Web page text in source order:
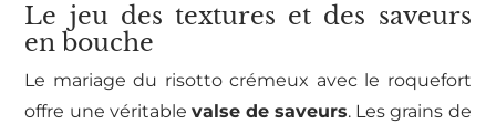
Le jeu des textures et des saveurs
en bouche
Le mariage du risotto crémeux avec le roquefort
offre une véritable valse de saveurs. Les grains de